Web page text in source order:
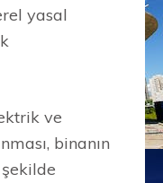
yasal
ve
binanın